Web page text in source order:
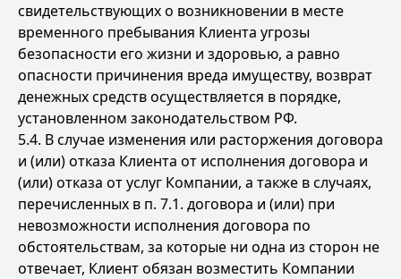
свидетельствующих о возникновении в месте
временного пребывания Клиента угрозы
безопасности его жизни и здоровью, а равно
опасности причинения вреда имуществу, возврат
денежных средств осуществляется в порядке,
установленном законодательством РФ.
5.4. В случае изменения или расторжения договора
и (или) отказа Клиента от исполнения договора и
(или) отказа от услуг Компании, а также в случаях,
перечисленных в п. 7.1. договора и (или) при
невозможности исполнения договора по
обстоятельствам, за которые ни одна из сторон не
отвечает, Клиент обязан возместить Компании